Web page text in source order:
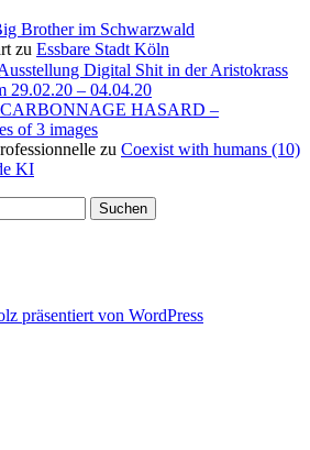
Brother im Schwarzwald
zu Essbare Stadt Köln
Digital Shit in der Aristokrass
29.02.20 – 04.04.20
CARBONNAGE HASARD –
of 3 images
zu Coexist with humans (10)
KI
präsentiert von WordPress